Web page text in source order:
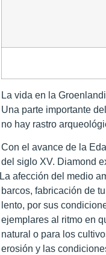
La vida en la
Una parte importante
no hay rastro
Con el avance de la
del siglo XV. Diamond
La afección del medio
barcos, fabricación de
lento, por sus
ejemplares al ritmo en
natural o para los
erosión y las